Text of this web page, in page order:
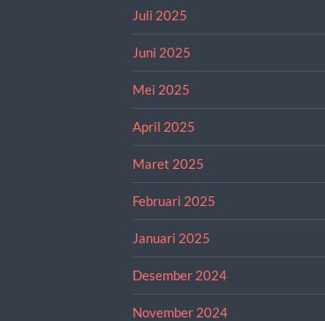
Juli 2025
Juni 2025
Mei 2025
April 2025
Maret 2025
Februari 2025
Januari 2025
Desember 2024
November 2024